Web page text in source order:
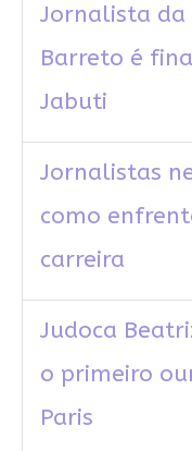
Jornalista da
Barreto é
Jabuti
Jornalistas
como
carreira
Judoca
o primeiro
Paris